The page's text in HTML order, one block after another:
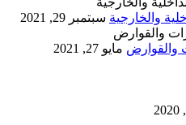
سبتمبر 29, 2021
مايو 27, 2021